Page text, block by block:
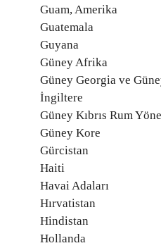
Guam, Amerika
Guatemala
Guyana
Güney Afrika
Güney Georgia ve
İngiltere
Güney Kıbrıs Rum
Güney Kore
Gürcistan
Haiti
Havai Adaları
Hırvatistan
Hindistan
Hollanda